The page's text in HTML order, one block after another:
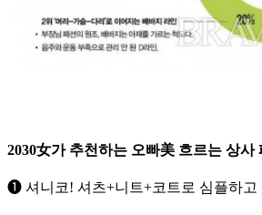
2030女가 추천하는 오빠美 흐르는 상사
➊ 셔니코! 셔츠+니트+코트로 심플하고